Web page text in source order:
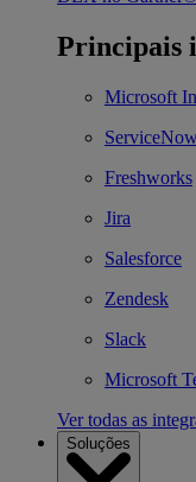
Principais
Microsoft
Freshworks
Jira
Salesforce
Zendesk
Slack
Microsoft
Ver todas as
Soluções